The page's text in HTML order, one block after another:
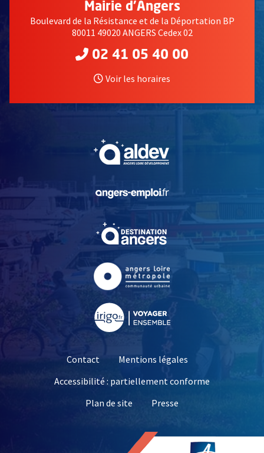
Mairie d'Angers
Boulevard de la Résistance et de la Déportation BP
80011 49020 ANGERS Cedex 02
02 41 05 40 00
Voir les horaires
, Ouvre une nouvelle
, Ouvre une nouvelle
Contact
Mentions légales
Accessibilité : partiellement conforme
Plan de site
Presse